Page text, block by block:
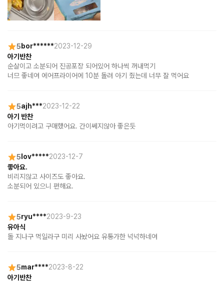
5 bor******2023-12-29
아기반찬
순살이고 소분되어 진공포장 되어있어 하나씩 꺼내먹기
너므 좋네여 에어프라이어에 10분 돌려 아기 줬는데 너무 잘 먹어요
5ajh***2023-12-22
아기 반찬
아기먹이려고 구매했어요. 간이쎄지않아 좋은듯
5 lov*****2023-12-7
좋아요.
비리지않고 사이즈도 좋아요.
소분되어 있으니 편해요.
5ryu****2023-9-23
유아식
돌 지나구 먹일라구 미리 사놨어요 유통가한 넉넉하네여
5mar****2023-8-22
아기반찬